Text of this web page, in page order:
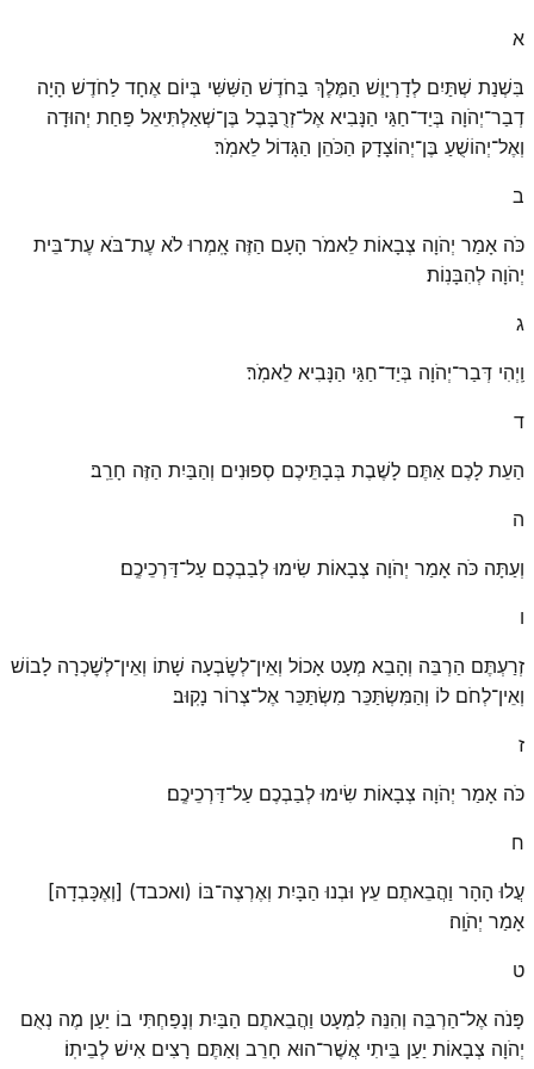
א
בִּשְׁנַת שְׁתַּיִם לְדָרְיָוֶשׁ הַמֶּלֶךְ בַּחֹדֶשׁ הַשִּׁשִּׁי בְּיוֹם אֶחָד לַחֹדֶשׁ הָיָה
דְבַר־יְהֹוָה בְּיַד־חַגַּי הַנָּבִיא אֶל־זְרֻבָּבֶל בֶּן־שְׁאַלְתִּיאֵל פַּחַת יְהוּדָה
וְאֶל־יְהוֹשֻׁעַ בֶּן־יְהוֹצָדָק הַכֹּהֵן הַגָּדוֹל לֵאמֹֽר׃
ב
כֹּה אָמַר יְהֹוָה צְבָאוֹת לֵאמֹר הָעָם הַזֶּה אָֽמְרוּ לֹא עֶת־בֹּא עֶת־בֵּית
יְהֹוָה לְהִבָּנֽוֹת׃
ג
וַֽיְהִי דְּבַר־יְהֹוָה בְּיַד־חַגַּי הַנָּבִיא לֵאמֹֽר׃
ד
הַעֵת לָכֶם אַתֶּם לָשֶׁבֶת בְּבָתֵּיכֶם סְפוּנִים וְהַבַּיִת הַזֶּה חָרֵֽב׃
ה
וְעַתָּה כֹּה אָמַר יְהֹוָה צְבָאוֹת שִׂימוּ לְבַבְכֶם עַל־דַּרְכֵיכֶֽם׃
ו
זְרַעְתֶּם הַרְבֵּה וְהָבֵא מְעָט אָכוֹל וְאֵין־לְשׇׂבְעָה שָׁתוֹ וְאֵין־לְשׇׁכְרָה לָבוֹשׁ
וְאֵין־לְחֹם לוֹ וְהַמִּשְׂתַּכֵּר מִשְׂתַּכֵּר אֶל־צְרוֹר נָקֽוּב׃
ז
כֹּה אָמַר יְהֹוָה צְבָאוֹת שִׂימוּ לְבַבְכֶם עַל־דַּרְכֵיכֶֽם׃
ח
עֲלוּ הָהָר וַהֲבֵאתֶם עֵץ וּבְנוּ הַבָּיִת וְאֶרְצֶה־בּוֹ (ואכבד) [וְאֶכָּבְדָה]
אָמַר יְהֹוָֽה׃
ט
פָּנֹה אֶל־הַרְבֵּה וְהִנֵּה לִמְעָט וַהֲבֵאתֶם הַבַּיִת וְנָפַחְתִּי בוֹ יַעַן מֶה נְאֻם
יְהֹוָה צְבָאוֹת יַעַן בֵּיתִי אֲשֶׁר־הוּא חָרֵב וְאַתֶּם רָצִים אִישׁ לְבֵיתֽוֹ׃